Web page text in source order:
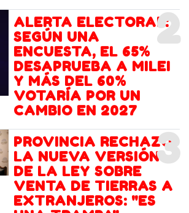
2
ALERTA ELECTORAL:
SEGÚN UNA
ENCUESTA, EL 65%
DESAPRUEBA A MILEI
Y MÁS DEL 60%
VOTARÍA POR UN
CAMBIO EN 2027
3
PROVINCIA RECHAZÓ
LA NUEVA VERSIÓN
DE LA LEY SOBRE
VENTA DE TIERRAS A
EXTRANJEROS: "ES